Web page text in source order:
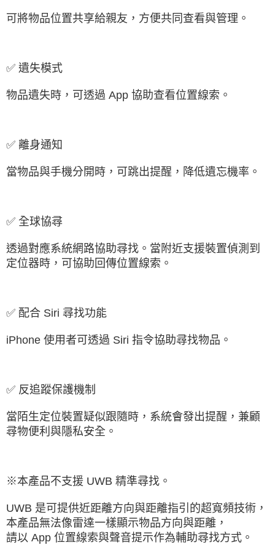
可將物品位置共享給親友，方便共同查看與管理。
✅ 遺失模式
物品遺失時，可透過 App 協助查看位置線索。
✅ 離身通知
當物品與手機分開時，可跳出提醒，降低遺忘機率。
✅ 全球協尋
透過對應系統網路協助尋找。當附近支援裝置偵測到
定位器時，可協助回傳位置線索。
✅ 配合 Siri 尋找功能
iPhone 使用者可透過 Siri 指令協助尋找物品。
✅ 反追蹤保護機制
當陌生定位裝置疑似跟隨時，系統會發出提醒，兼顧
尋物便利與隱私安全。
※本產品不支援 UWB 精準尋找。
UWB 是可提供近距離方向與距離指引的超寬頻技術，
本產品無法像雷達一樣顯示物品方向與距離，
請以 App 位置線索與聲音提示作為輔助尋找方式。